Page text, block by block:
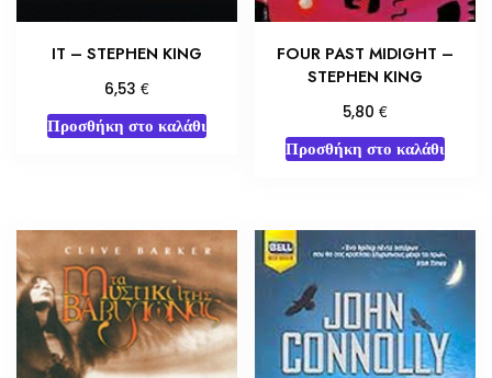
IT – STEPHEN KING
6,53 €
Προσθήκη στο καλάθι
FOUR PAST MIDIGHT –
STEPHEN KING
5,80€
Προσθήκη στο καλάθι